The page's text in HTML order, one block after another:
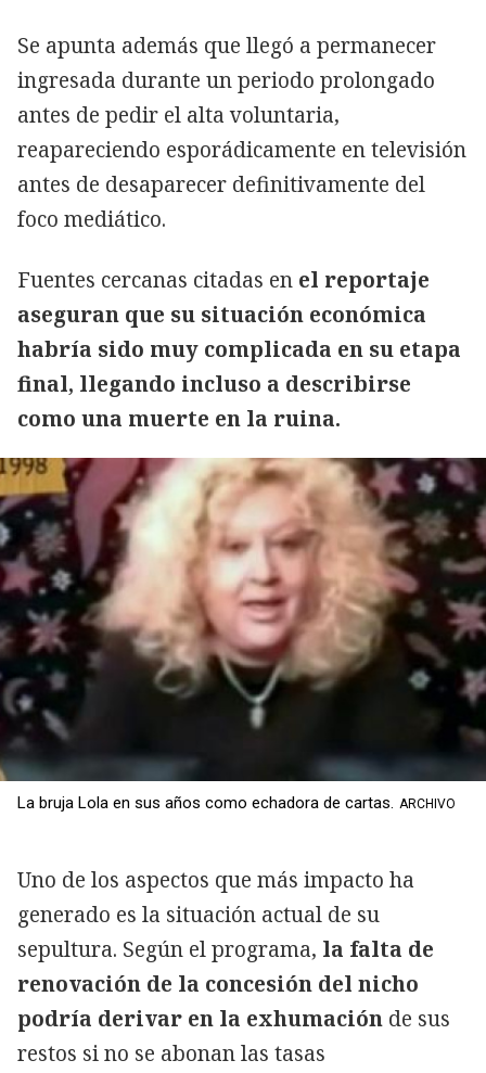
Se apunta además que llegó a permanecer
ingresada durante un periodo prolongado
antes de pedir el alta voluntaria,
reapareciendo esporádicamente en televisión
antes de desaparecer definitivamente del
foco mediático.
Fuentes cercanas citadas en el reportaje
aseguran que su situación económica
habría sido muy complicada en su etapa
final, llegando incluso a describirse
como una muerte en la ruina.
La bruja Lola en sus años como echadora de cartas. ARCHIVO
Uno de los aspectos que más impacto ha
generado es la situación actual de su
sepultura. Según el programa, la falta de
renovación de la concesión del nicho
podría derivar en la exhumación de sus
restos si no se abonan las tasas